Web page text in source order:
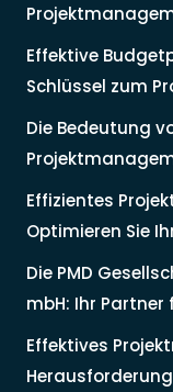
Effektive
Schlüssel zum
Die Bedeutung
Effizientes
Optimieren Sie
Die PMD
mbH: Ihr
Effektives